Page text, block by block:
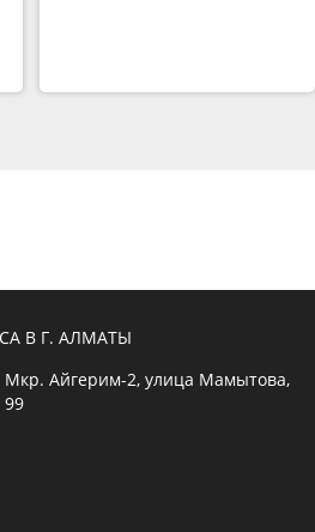
В Г. АЛМАТЫ
Мкр. Айгерим-2, улица Мамытова,
99